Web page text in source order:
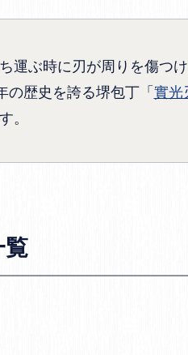
運ぶ時に刃が周りを傷つ
の歴史を誇る堺包丁「實光
。
覧